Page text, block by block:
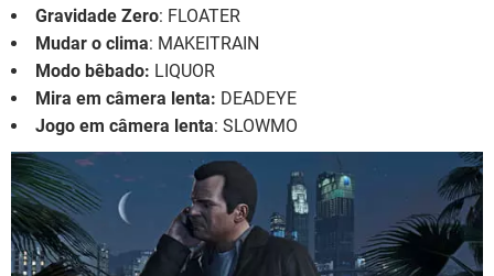
Gravidade Zero: FLOATER
Mudar o clima: MAKEITRAIN
Modo bêbado: LIQUOR
Mira em câmera lenta: DEADEYE
Jogo em câmera lenta: SLOWMO